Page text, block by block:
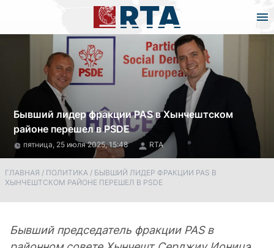
Бывший лидер фракции PAS в Хынчештском
районе перешел в PSDE
пятница, 25 июля 2025, 15:48 RTA
ГЛАВНАЯ / ПОЛИТИКА / БЫВШИЙ ЛИДЕР ФРАКЦИИ PAS В
ХЫНЧЕШТСКОМ РАЙОНЕ ПЕРЕШЕЛ В PSDE
Бывший председатель фракции PAS в